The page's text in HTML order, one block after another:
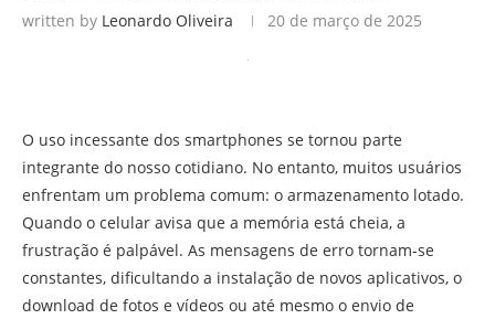
written by Leonardo Oliveira 20 de março de 2025
O uso incessante dos smartphones se tornou parte
integrante do nosso cotidiano. No entanto, muitos usuários
enfrentam um problema comum: o armazenamento lotado.
Quando o celular avisa que a memória está cheia, a
frustração é palpável. As mensagens de erro tornam-se
constantes, dificultando a instalação de novos aplicativos, o
download de fotos e vídeos ou até mesmo o envio de